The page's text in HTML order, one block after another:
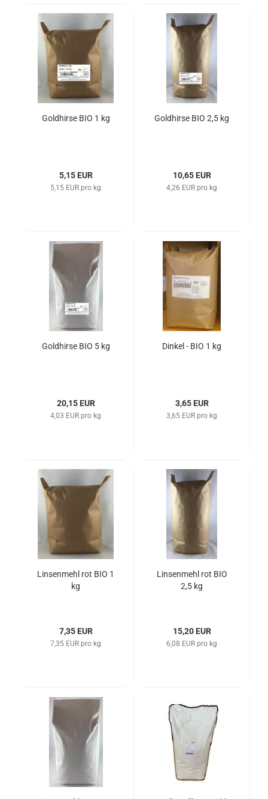
Goldhirse BIO 1 kg
5,15 EUR
5,15 EUR pro kg
Goldhirse BIO 2,5 kg
10,65 EUR
4,26 EUR pro kg
Goldhirse BIO 5 kg
20,15 EUR
4,03 EUR pro kg
Dinkel - BIO 1 kg
3,65 EUR
3,65 EUR pro kg
Linsenmehl rot BIO 1
kg
7,35 EUR
7,35 EUR pro kg
Linsenmehl rot BIO
2,5 kg
15,20 EUR
6,08 EUR pro kg